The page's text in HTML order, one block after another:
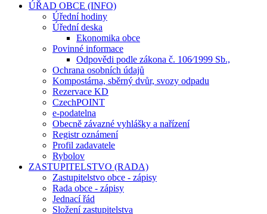
ÚŘAD OBCE (INFO)
Úřední hodiny
Úřední deska
Ekonomika obce
Povinné informace
Odpovědi podle zákona č. 106⁄1999 Sb.,
Ochrana osobních údajů
Kompostárna, sběrný dvůr, svozy odpadu
Rezervace KD
CzechPOINT
e-podatelna
Obecně závazné vyhlášky a nařízení
Registr oznámení
Profil zadavatele
Rybolov
ZASTUPITELSTVO (RADA)
Zastupitelstvo obce - zápisy
Rada obce - zápisy
Jednací řád
Složení zastupitelstva